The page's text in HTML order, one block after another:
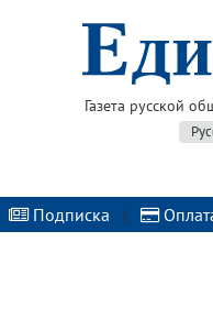
Газета русской
Подписка |